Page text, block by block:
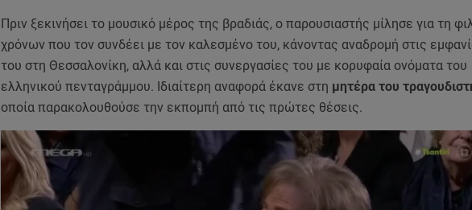
Πριν ξεκινήσει το μουσικό μέρος της βραδιάς, ο παρουσιαστής μίλησε για τη
χρόνων που τον συνδέει με τον καλεσμένο του, κάνοντας αναδρομή στις
του στη Θεσσαλονίκη, αλλά και στις συνεργασίες του με κορυφαία ονόματα του
ελληνικού πενταγράμμου. Ιδιαίτερη αναφορά έκανε στη μητέρα του
οποία παρακολουθούσε την εκπομπή από τις πρώτες θέσεις.